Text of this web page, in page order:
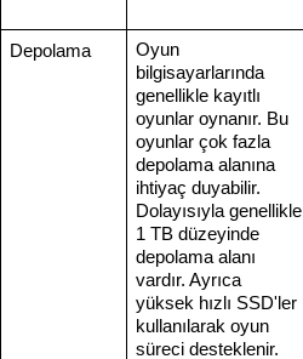
Depolama
Oyun
bilgisayarlarında
genellikle kayıtlı
oyunlar oynanır. Bu
oyunlar çok fazla
depolama alanına
ihtiyaç duyabilir.
Dolayısıyla genellikle
1 TB düzeyinde
depolama alanı
vardır. Ayrıca
yüksek hızlı SSD'ler
kullanılarak oyun
süreci desteklenir.